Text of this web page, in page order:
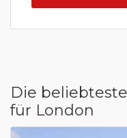
Die
für London